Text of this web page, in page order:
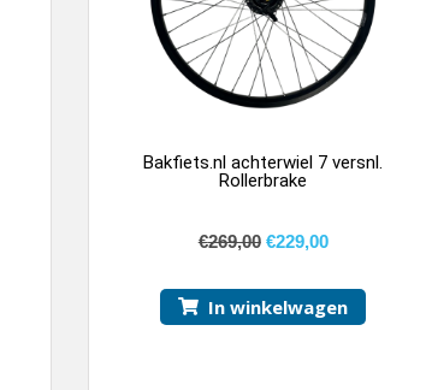
Bakfiets.nl achterwiel 7 versnl.
Rollerbrake
€269,00 €229,00
In winkelwagen